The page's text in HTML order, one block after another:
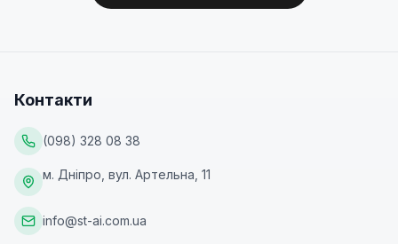
Контакти
(098) 328 08 38
м. Дніпро, вул. Артельна, 11
info@st-ai.com.ua